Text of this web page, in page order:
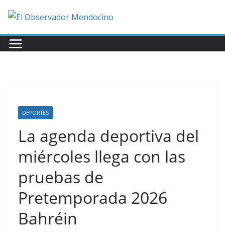
contenido
DEPORTES
La agenda deportiva del
miércoles llega con las
pruebas de
Pretemporada 2026
Bahréin